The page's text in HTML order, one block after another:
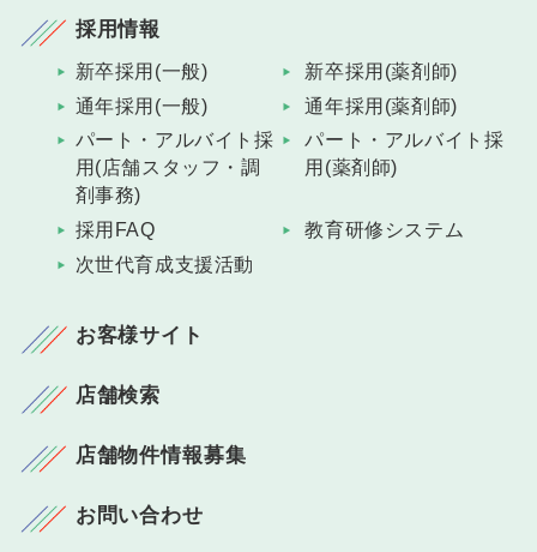
採用情報
新卒採用(一般)
新卒採用(薬剤師)
通年採用(一般)
通年採用(薬剤師)
パート・アルバイト採
用(店舗スタッフ・調
剤事務)
パート・アルバイト採
用(薬剤師)
採用FAQ
教育研修システム
次世代育成支援活動
お客様サイト
店舗検索
店舗物件情報募集
お問い合わせ